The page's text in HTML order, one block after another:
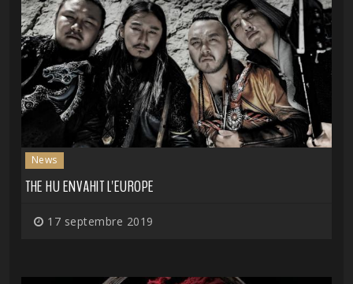
News
THE HU ENVAHIT L'EUROPE
17 septembre 2019